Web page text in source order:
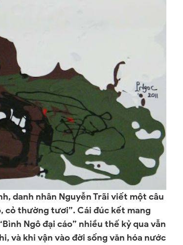
danh nhân Nguyễn Trãi viết một câu
cỏ thường tươi”. Cái đúc kết mang
Ngô đại cáo” nhiều thế kỷ qua vẫn
và khi vận vào đời sống văn hóa nước